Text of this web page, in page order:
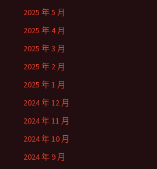
2025 年 5 月
2025 年 4 月
2025 年 3 月
2025 年 2 月
2025 年 1 月
2024 年 12 月
2024 年 11 月
2024 年 10 月
2024 年 9 月